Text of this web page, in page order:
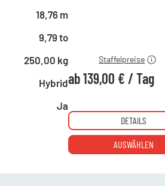
18,76 m
9,79 to
250,00 kg
Hybrid
Ja
ab 15 Tagen
ab 21 Tagen
Staffelpreise
ab139,00 € /Tag
DETAILS
AUSWÄHLEN